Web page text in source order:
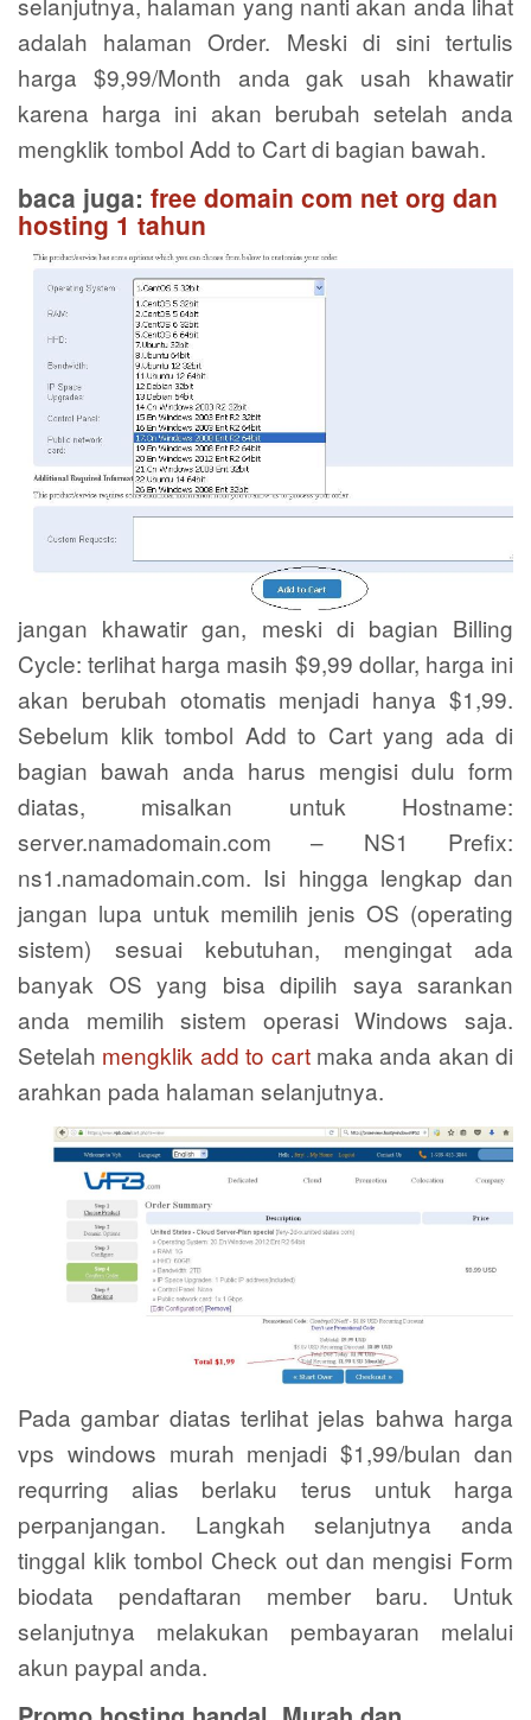
adalah halaman Order. Meski di sini tertulis
harga $9,99/Month anda gak usah khawatir
karena harga ini akan berubah setelah anda
mengklik tombol Add to Cart di bagian bawah.
baca juga: free domain com net org dan
hosting 1 tahun
jangan khawatir gan, meski di bagian Billing
Cycle: terlihat harga masih $9,99 dollar, harga ini
akan berubah otomatis menjadi hanya $1,99.
Sebelum klik tombol Add to Cart yang ada di
bagian bawah anda harus mengisi dulu form
diatas, misalkan untuk Hostname:
server.namadomain.com – NS1 Prefix:
ns1.namadomain.com. Isi hingga lengkap dan
jangan lupa untuk memilih jenis OS (operating
sistem) sesuai kebutuhan, mengingat ada
banyak OS yang bisa dipilih saya sarankan
anda memilih sistem operasi Windows saja.
Setelah mengklik add to cartmaka anda akan di
arahkan pada halaman selanjutnya.
Pada gambar diatas terlihat jelas bahwa harga
vps windows murah menjadi $1,99/bulan dan
requrring alias berlaku terus untuk harga
perpanjangan. Langkah selanjutnya anda
tinggal klik tombol Check out dan mengisi Form
biodata pendaftaran member baru. Untuk
selanjutnya melakukan pembayaran melalui
akun paypal anda.